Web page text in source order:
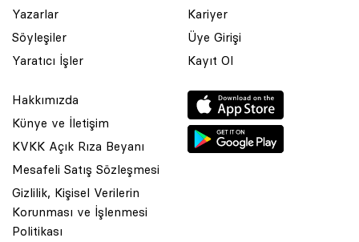
Yazarlar
Söyleşiler
Yaratıcı İşler
Kariyer
Üye Girişi
Kayıt Ol
Hakkımızda
Künye ve İletişim
KVKK Açık Rıza Beyanı
Mesafeli Satış Sözleşmesi
Gizlilik, Kişisel Verilerin
Korunması ve İşlenmesi
Politikası
© 2001 Rota Yayın Yapım Tanıtım Tic. Ltd. Şti. Bu Sitede Bulunan